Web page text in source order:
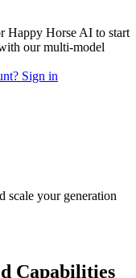
Happy Horse AI to start
our multi-model
Sign in
scale your generation
Capabilities